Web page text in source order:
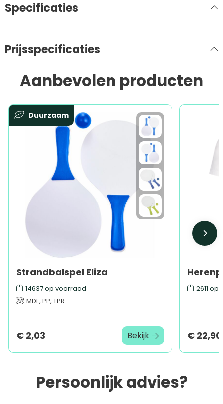
Specificaties
Prijsspecificaties
Aanbevolen producten
Duurzaam
Strandbalspel Eliza
14637op voorraad
MDF, PP, TPR
€ 2,03 Bekijk
2611 op
€ 22,90
Persoonlijk advies?